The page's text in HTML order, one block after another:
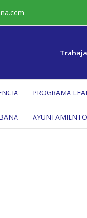
PROGRAMA